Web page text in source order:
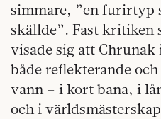
simmare, ”en furirtyp
skällde”. Fast kritiken
visade sig att
både reflekterande
vann – i kort bana, i
och i